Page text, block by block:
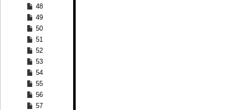
48
49
50
51
52
53
54
55
56
57